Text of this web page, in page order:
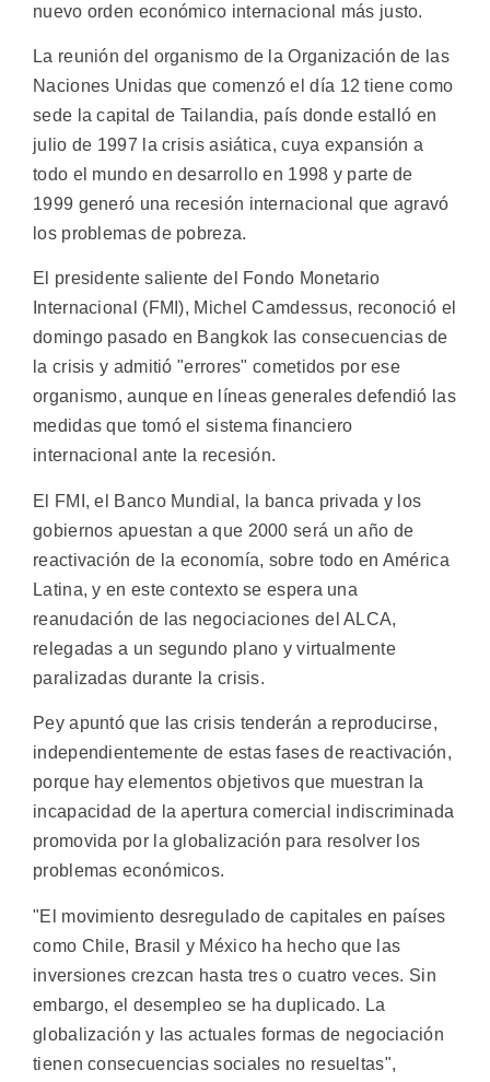
nuevo orden económico internacional más justo.
La reunión del organismo de la Organización de las
Naciones Unidas que comenzó el día 12 tiene como
sede la capital de Tailandia, país donde estalló en
julio de 1997 la crisis asiática, cuya expansión a
todo el mundo en desarrollo en 1998 y parte de
1999 generó una recesión internacional que agravó
los problemas de pobreza.
El presidente saliente del Fondo Monetario
Internacional (FMI), Michel Camdessus, reconoció el
domingo pasado en Bangkok las consecuencias de
la crisis y admitió "errores" cometidos por ese
organismo, aunque en líneas generales defendió las
medidas que tomó el sistema financiero
internacional ante la recesión.
El FMI, el Banco Mundial, la banca privada y los
gobiernos apuestan a que 2000 será un año de
reactivación de la economía, sobre todo en América
Latina, y en este contexto se espera una
reanudación de las negociaciones del ALCA,
relegadas a un segundo plano y virtualmente
paralizadas durante la crisis.
Pey apuntó que las crisis tenderán a reproducirse,
independientemente de estas fases de reactivación,
porque hay elementos objetivos que muestran la
incapacidad de la apertura comercial indiscriminada
promovida por la globalización para resolver los
problemas económicos.
"El movimiento desregulado de capitales en países
como Chile, Brasil y México ha hecho que las
inversiones crezcan hasta tres o cuatro veces. Sin
embargo, el desempleo se ha duplicado. La
globalización y las actuales formas de negociación
tienen consecuencias sociales no resueltas",